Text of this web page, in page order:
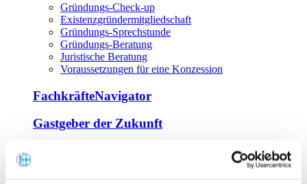
Gründungs-Check-up
Existenzgründermitgliedschaft
Gründungs-Sprechstunde
Gründungs-Beratung
Juristische Beratung
Voraussetzungen für eine Konzession
FachkräfteNavigator
Gastgeber der Zukunft